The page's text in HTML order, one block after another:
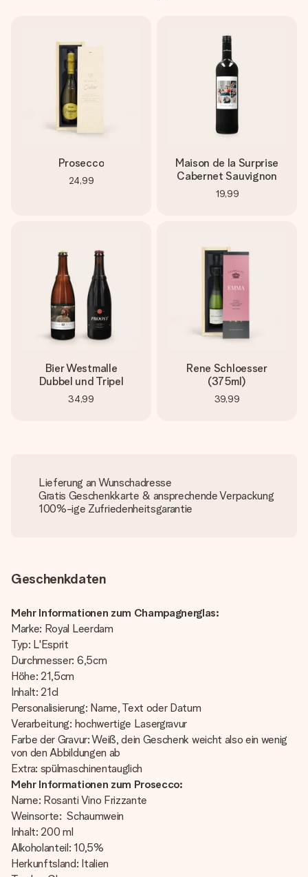
Prosecco
24,99
Maison de la Surprise
Cabernet Sauvignon
19,99
Bier Westmalle
Dubbel und Tripel
34,99
Rene Schloesser
(375ml)
39,99
Lieferung an Wunschadresse
Gratis Geschenkkarte & ansprechende Verpackung
100%-ige Zufriedenheitsgarantie
Geschenkdaten
Mehr Informationen zum Champagnerglas:
Marke: Royal Leerdam
Typ: L'Esprit
Durchmesser: 6,5cm
Höhe: 21,5cm
Inhalt: 21cl
Personalisierung: Name, Text oder Datum
Verarbeitung: hochwertige Lasergravur
Farbe der Gravur: Weiß, dein Geschenk weicht also ein wenig
von den Abbildungen ab
Extra: spülmaschinentauglich
Mehr Informationen zum Prosecco:
Name: Rosanti Vino Frizzante
Weinsorte: Schaumwein
Inhalt: 200 ml
Alkoholanteil: 10,5%
Herkunftsland: Italien